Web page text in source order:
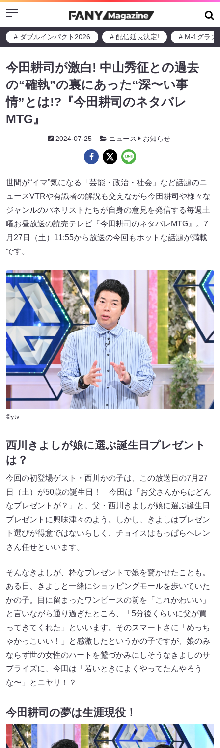
Menu
# ダブルインパクト2026 # 配信延長決定! # M-1グラン
今田耕司が激白! 中山秀征との過去
の“確執”の裏にあった“深〜い事
情”とは!?『今田耕司のネタバレ
MTG』
2024-07-25 ニュース お知らせ
世間が“イマ”気になる「芸能・政治・社会」など話題のニ
ュースVTRや有識者の解説も交えながら今田耕司や様々な
ジャンルのパネリストたちが自身の意見を発信する毎週土
曜お昼放送の読売テレビ『今田耕司のネタバレMTG』。7
月27日（土）11:55から放送の今回もホットな話題が満載
です。
©ytv
西川きよしが娘に選ぶ誕生日プレゼント
は？
今回の初登場ゲスト・西川かの子は、この放送日の7月27
日（土）が50歳の誕生日！ 今田は「お父さんからはどん
なプレゼントが？」と、父・西川きよしが娘に選ぶ誕生日
プレゼントに興味津々のよう。しかし、きよしはプレゼン
ト選びが得意ではないらしく、チョイスはもっぱらヘレン
さん任せといいます。
そんなきよしが、粋なプレゼントで娘を驚かせたことも。
ある日、きよしと一緒にショッピングモールを歩いていた
かの子。目に留まったワンピースの前を「これかわいい」
と言いながら通り過ぎたところ、「5分後くらいに父が買
ってきてくれた」といいます。そのスマートさに「めっち
ゃかっこいい！」と感激したというかの子ですが、娘のみ
ならず世の女性のハートを鷲づかみにしそうなきよしのサ
プライズに、今田は「若いときによくやってたんやろう
な〜」とニヤリ！？
今田耕司の夢は生涯現役！